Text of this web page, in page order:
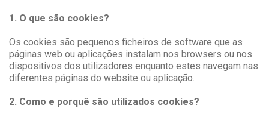
1. O que são cookies?
Os cookies são pequenos ficheiros de software que as
páginas web ou aplicações instalam nos browsers ou nos
dispositivos dos utilizadores enquanto estes navegam nas
diferentes páginas do website ou aplicação.
2. Como e porquê são utilizados cookies?